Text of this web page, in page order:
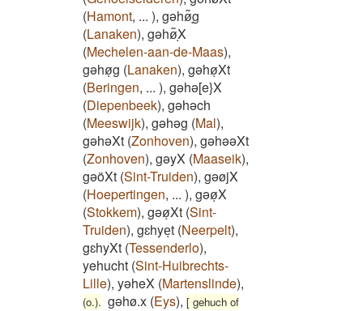
(Hamont, ... ), gəhø͂ͅg
(Lanaken), gəhø͂ͅX
(Mechelen-aan-de-Maas),
gəhøͅg (Lanaken), gəhøͅXt
(Beringen, ... ), gəhə[e}X
(Diepenbeek), gəhəch
(Meeswijk), gəhəg (Mal),
gəhəXt (Zonhoven), gəhəəXt
(Zonhoven), gəyX (Maaseik),
gəöXt (Sint-Truiden), gəøjX
(Hoepertingen, ... ), gəøͅX
(Stokkem), gəøͅXt (Sint-
Truiden), gɛhyeͅt (Neerpelt),
gɛhyXt (Tessenderlo),
yehucht (Sint-Huibrechts-
Lille), yəheX (Martenslinde),
(o.). gəhø.x (Eys), [ gehuch of